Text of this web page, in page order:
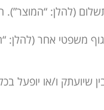
גוף משפטי אחר
שיועתק ו/או יופעל